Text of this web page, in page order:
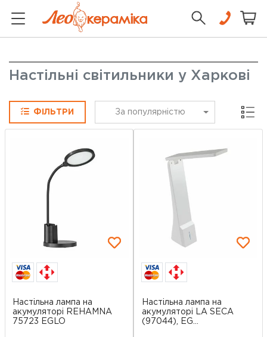
Настільні світильники у Харкові
ФІЛЬТРИ За популярністю Сітка
Настільна лампа на
акумуляторі REHAMNA
75723 EGLO
Настільна лампа на
акумуляторі LA SECA
(97044), EG...